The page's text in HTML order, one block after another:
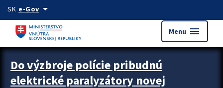
Preskocit na hlavný obsah
SK e-Govarrow_drop_down
Menu menu
Zastavit automatický posun upútavok
Do výzbroje polície pribudnú
elektrické paralyzátory novej